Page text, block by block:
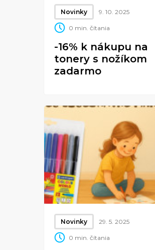
Novinky 9. 10. 2025
0 min. čítania
-16% k nákupu na
tonery s nožíkom
zadarmo
Novinky 29. 5. 2025
0 min. čítania